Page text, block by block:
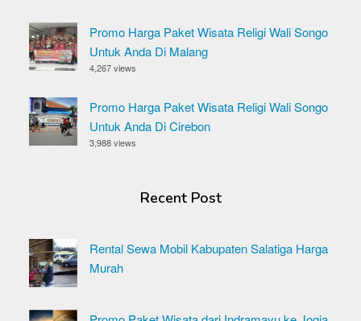
Promo Harga Paket Wisata Religi Wali Songo
Untuk Anda Di Malang
4,267 views
Promo Harga Paket Wisata Religi Wali Songo
Untuk Anda Di Cirebon
3,988 views
Recent Post
Rental Sewa Mobil Kabupaten Salatiga Harga
Murah